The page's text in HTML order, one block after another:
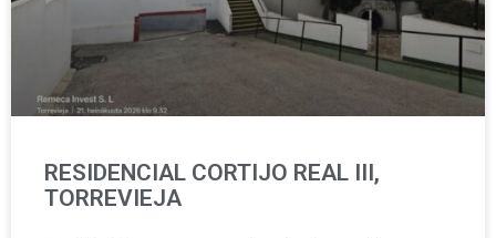
RESIDENCIAL CORTIJO REAL III,
TORREVIEJA